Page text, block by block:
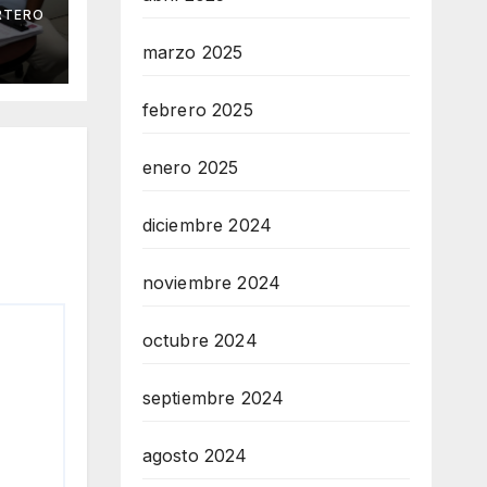
marzo 2025
febrero 2025
enero 2025
diciembre 2024
noviembre 2024
octubre 2024
septiembre 2024
agosto 2024